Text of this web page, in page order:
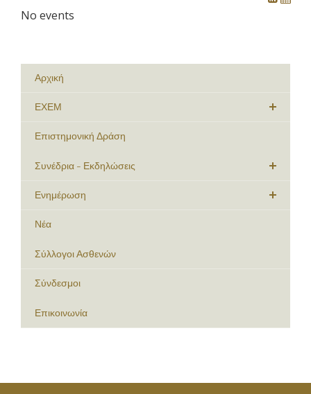
No events
Αρχική
ΕΧΕΜ
Επιστημονική Δράση
Συνέδρια - Εκδηλώσεις
Ενημέρωση
Νέα
Σύλλογοι Ασθενών
Σύνδεσμοι
Επικοινωνία